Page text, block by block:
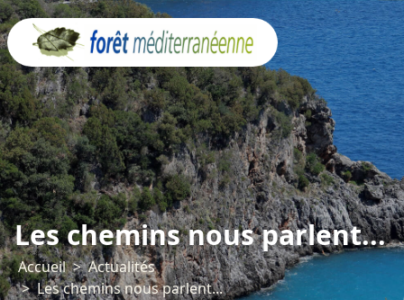
Les chemins nous parlent...
Accueil
Actualités
Les chemins nous parlent...
Panneau de gestion des cookies